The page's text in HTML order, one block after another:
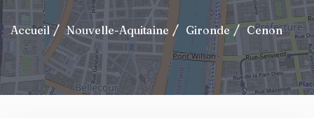
Accueil Nouvelle-Aquitaine Gironde Cenon